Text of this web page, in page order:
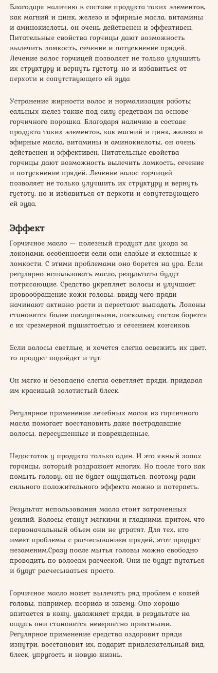
Благодаря наличию в составе продукта таких элементов,
как магний и цинк, железо и эфирные масла, витамины
и аминокислоты, он очень действенен и эффективен.
Питательные свойства горчицы дают возможность
вылечить ломкость, сечение и потускнение прядей.
Лечение волос горчицей позволяет не только улучшить
их структуру и вернуть густоту, но и избавиться от
перхоти и сопутствующего ей зуда
Устранение жирности волос и нормализация работы
сальных желез также под силу средствам на основе
горчичного порошка. Благодаря наличию в составе
продукта таких элементов, как магний и цинк, железо и
эфирные масла, витамины и аминокислоты, он очень
действенен и эффективен. Питательные свойства
горчицы дают возможность вылечить ломкость, сечение
и потускнение прядей. Лечение волос горчицей
позволяет не только улучшить их структуру и вернуть
густоту, но и избавиться от перхоти и сопутствующего
ей зуда.
Эффект
Горчичное масло — полезный продукт для ухода за
локонами, особенности если они слабые и склонные к
ломкости. С этими проблемами оно борется на ура. Если
регулярно использовать масло, результаты будут
потрясающие. Средство укрепляет волосы и улучшает
кровообращение кожи головы, ввиду чего пряди
начинают активно расти и перестают выпадать. Локоны
становятся более послушными, поскольку состав борется
с их чрезмерной пушистостью и сечением кончиков.
Если волосы светлые, и хочется слегка освежить их цвет,
то продукт подойдет и тут.
Он мягко и безопасно слегка осветляет пряди, придавая
им красивый золотистый блеск.
Регулярное применение лечебных масок из горчичного
масла помогает восстановить даже пострадавшие
волосы, пересушенные и поврежденные.
Недостаток у продукта только один. И это явный запах
горчицы, который раздражает многих. Но после того как
помыть голову, он не будет ощущаться, поэтому ради
сильного положительного эффекта можно и потерпеть.
Результат использования масла стоит затраченных
усилий. Волосы станут мягкими и гладкими, притом, что
первоначальный объем они не утратят. Для тех, кто
имеет проблемы с расчесыванием прядей, этот продукт
незаменим.Сразу после мытья головы можно свободно
проводить по волосам расческой. Они не будут путаться
и будут расчесываться просто.
Горчичное масло может вылечить ряд проблем с кожей
головы, например, псориаз и экзему. Оно хорошо
впитается в кожу, увлажняет пряди, в результате на
ощупь они становятся невероятно приятными.
Регулярное применение средства оздоровит пряди
изнутри, восстановит их, подарит привлекательный вид,
блеск, упругость и новую жизнь.